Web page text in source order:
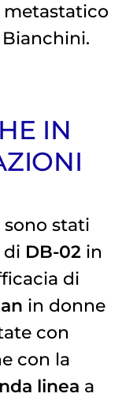
Bianchini.
IN
sono stati
di DB-02in
di
in donne
con
con la
linea a